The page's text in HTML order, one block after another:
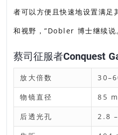
者可以方便且快速地设置满足
和视野，”Dobler 博士继续说
蔡司征服者Conquest
放大倍数
物镜直径 85
后透光孔 2.8